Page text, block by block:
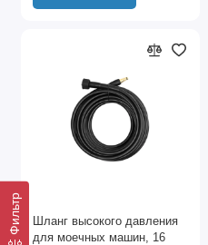
Фильтр
Шланг высокого давления
для моечных машин, 16